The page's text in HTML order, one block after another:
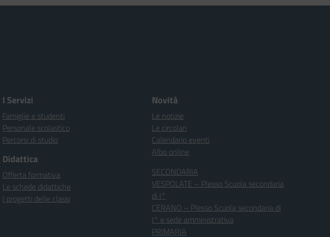
I Servizi
Famiglie e studenti
Personale scolastico
Percorsi di studio
Didattica
Offerta formativa
Le schede didattiche
I progetti delle classi
Novità
Le notizie
Le circolari
Calendario eventi
Albo online
SECONDARIA
VESPOLATE – Plesso Scuola secondaria
di I°
CERANO – Plesso Scuola secondaria di
I° e sede amministrativa
PRIMARIA